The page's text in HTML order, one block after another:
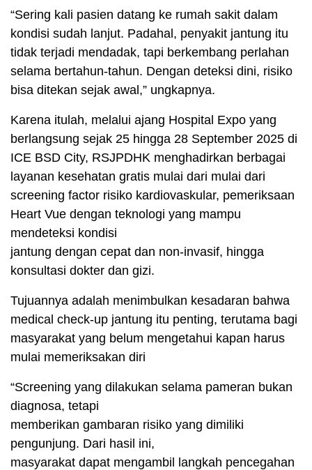
“Sering kali pasien datang ke rumah sakit dalam
kondisi sudah lanjut. Padahal, penyakit jantung itu
tidak terjadi mendadak, tapi berkembang perlahan
selama bertahun-tahun. Dengan deteksi dini, risiko
bisa ditekan sejak awal,” ungkapnya.
Karena itulah, melalui ajang Hospital Expo yang
berlangsung sejak 25 hingga 28 September 2025 di
ICE BSD City, RSJPDHK menghadirkan berbagai
layanan kesehatan gratis mulai dari mulai dari
screening factor risiko kardiovaskular, pemeriksaan
Heart Vue dengan teknologi yang mampu
mendeteksi kondisi
jantung dengan cepat dan non-invasif, hingga
konsultasi dokter dan gizi.
Tujuannya adalah menimbulkan kesadaran bahwa
medical check-up jantung itu penting, terutama bagi
masyarakat yang belum mengetahui kapan harus
mulai memeriksakan diri
“Screening yang dilakukan selama pameran bukan
diagnosa, tetapi
memberikan gambaran risiko yang dimiliki
pengunjung. Dari hasil ini,
masyarakat dapat mengambil langkah pencegahan